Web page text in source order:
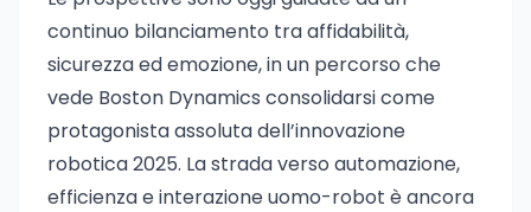
continuo bilanciamento tra affidabilità,
sicurezza ed emozione, in un percorso che
vede Boston Dynamics consolidarsi come
protagonista assoluta dell’innovazione
robotica 2025. La strada verso automazione,
efficienza e interazione uomo-robot è ancora